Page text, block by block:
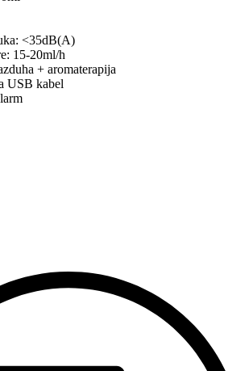
<35dB(A)
15-20ml/h
+ aromaterapija
USB kabel